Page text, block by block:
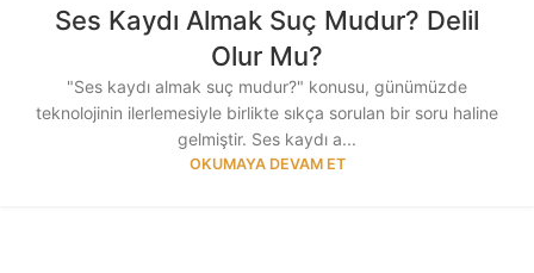
Ses Kaydı Almak Suç Mudur? Delil
Olur Mu?
"Ses kaydı almak suç mudur?" konusu, günümüzde
teknolojinin ilerlemesiyle birlikte sıkça sorulan bir soru haline
gelmiştir. Ses kaydı a...
OKUMAYA DEVAM ET